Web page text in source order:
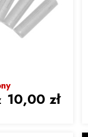
10,00 zł